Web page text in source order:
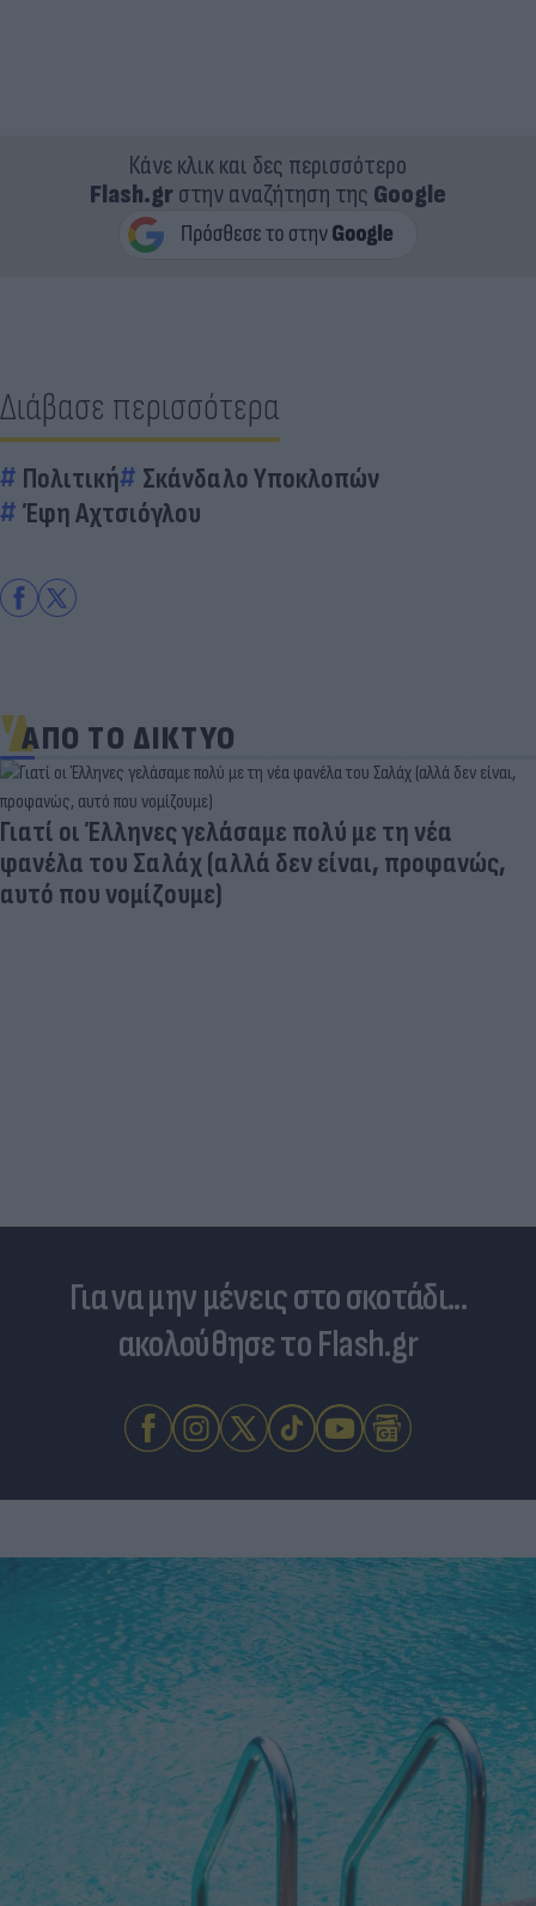
Κάνε κλικ και δες περισσότερο
Flash.grστην αναζήτηση της Google
Διάβασε περισσότερα
Πολιτική
Σκάνδαλο Υποκλοπών
Έφη Αχτσιόγλου
ΑΠΟ ΤΟ ΔΙΚΤΥΟ
Γιατί οι Έλληνες γελάσαμε πολύ με τη νέα
φανέλα του Σαλάχ (αλλά δεν είναι, προφανώς,
αυτό που νομίζουμε)
Για να μην μένεις στο σκοτάδι...
ακολούθησε το Flash.gr